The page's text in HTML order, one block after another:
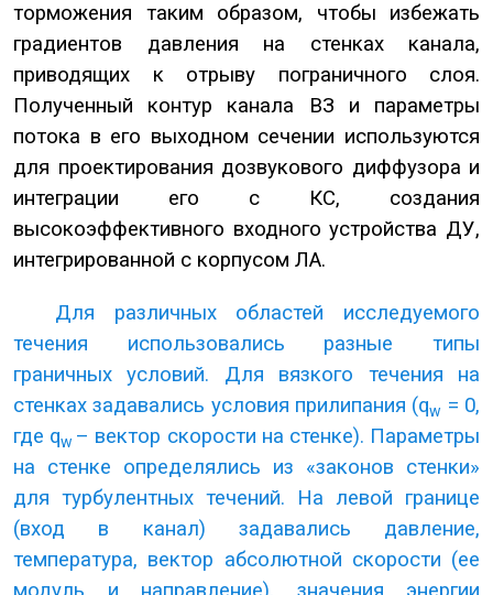
торможения таким образом, чтобы избежать
градиентов давления на стенках канала,
приводящих к отрыву пограничного слоя.
Полученный контур канала ВЗ и параметры
потока в его выходном сечении используются
для проектирования дозвукового диффузора и
интеграции его с КС, создания
высокоэффективного входного устройства ДУ,
интегрированной с корпусом ЛА.
Для различных областей исследуемого
течения использовались разные типы
граничных условий. Для вязкого течения на
стенках задавались условия прилипания (qw = 0,
где qw – вектор скорости на стенке). Параметры
на стенке определялись из «законов стенки»
для турбулентных течений. На левой границе
(вход в канал) задавались давление,
температура, вектор абсолютной скорости (ее